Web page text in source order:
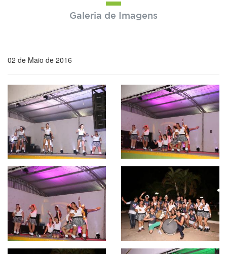
Galeria de Imagens
02 de Maio de 2016